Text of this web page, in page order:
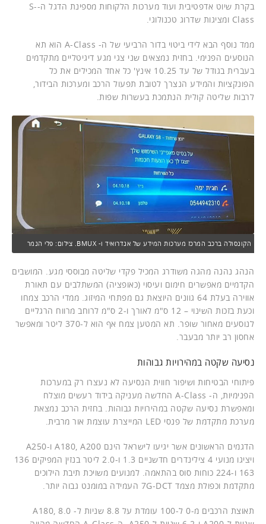
בקרת שיוט אדפטיבית ועוד מערכות הלקוחות מספינת הדגל ה-S-
Class ומציגות שדרוג טכנולוגי.
ממד נוסף הבא לידי ביטוי בדור הרביעי של ה- A-Class הוא תא
הנוסעים הפנימי. בחזית נמצאים שני צגי מגע דיגיטליים מתקדמים
בעברית בגודל של עד 10.25 אינץ' כל אחד המכילים את כל
הפונקציות והמידע הנצרך לטובת תפעול הרכב ומערכות הבידור,
לרבות שליטה קולית הנתמכת בעשרות שפות.
הקונסולה ברכב המרכז מערכות המידע של אנדרואיד ו- BMUX. צילום: פלי הנמר
הנהג נהנה מהגה משודרג המכיל פקדי שליטה מבוססי מגע. המושבים
הקדמיים מאפשרים חימום ועיסוי (כאופציה) המשתלבים עם תאורת
אווירה בעלת 64 גוונים היוצאת גם מפתחי המיזוג. ממדי הרכב צמחו
וכעת בזכות השינוי – 12 ס"מ לאורך ו-2 ס"מ לרוחב מרווח הרגליים
לנוסעים מאחור שופר. תא המטען צמח אף הוא ל-370 ליטר ומאפשר
אחסון רב יותר מבעבר.
נסיעה שקטה במהירויות גבוהות
פיתוחי הבטיחות ושיפור חווית הנסיעה לא נעצרו רק במערכות
הפנימיות, ה- A-Class החדשה מעניקה בידוד רעשים מוצלח
ומאפשרת נסיעה שקטה במהירויות גבוהות. בחזית הרכב נמצאת
מערכת מתקדמת של פנסי LED המייצרת עוצמת אור מרבית.
הדגמים הראשונים אשר יגיעו לישראל הינם A180, A200 ו-A250
ויציגו מנועי 4 צילינדרים חדשניים 1.3 ו-2.0 ליטר בנזין המפיקים 136
163 ו-224 כוחות סוס בהתאמה. למנועים משויכת תיבת הילוכים
מתקדמת וכפולת מצמד 7G-DCT העמידה במומנט גבוה יותר.
תאוצת הרכבים מ-0 ל-100 עומדת על 8.8 שניות ל- A180, 8.0